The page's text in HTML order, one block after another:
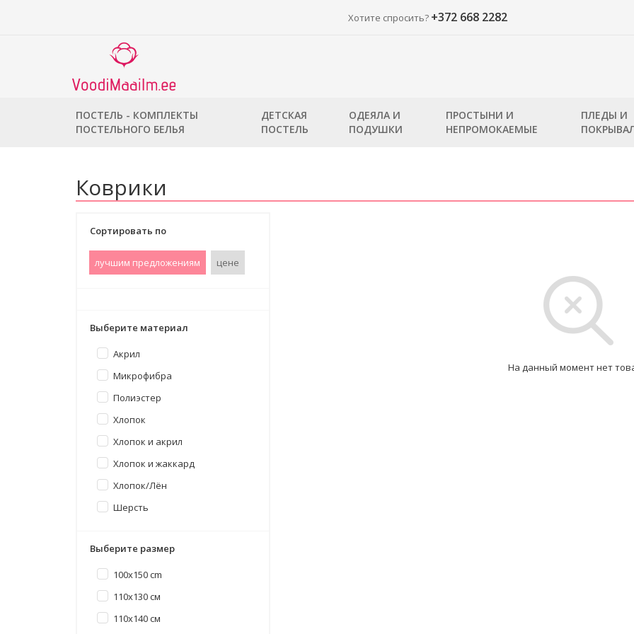
Хотите спросить? +372 668 2282
ПОСТЕЛЬ - КОМПЛЕКТЫ
ПОСТЕЛЬНОГО БЕЛЬЯ
ДЕТСКАЯ
ПОСТЕЛЬ
ОДЕЯЛА И
ПОДУШКИ
ПРОСТЫНИ И
НЕПРОМОКАЕМЫЕ
ПЛЕДЫ И
Коврики
Сортировать по
лучшим предложениям цене
Выберите материал
Акрил
Микрофибра
Полиэстер
Хлопок
Хлопок и акрил
Хлопок и жаккард
Хлопок/Лён
Шерсть
Выберите размер
100x150 cm
110x130 cм
110x140 см
На данный момент нет